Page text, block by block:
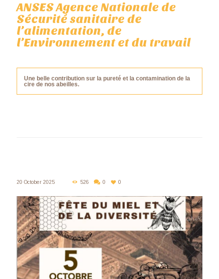
ANSES Agence Nationale de
Sécurité sanitaire de
l’alimentation, de
l’Environnement et du travail
Une belle contribution sur la pureté et la contamination de la
cire de nos abeilles.
20 October 2025 526 0 0